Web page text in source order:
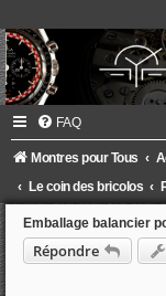
FAQ
Montres pour Tous
Le coin des bricolos
Emballage balancier
Répondre